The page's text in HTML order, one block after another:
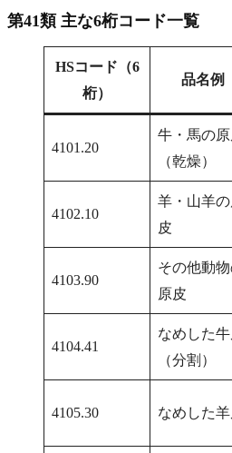
第41類 主な6桁コード一覧
HSコード（6
桁）
品名例
4101.20
牛・馬の原
（乾燥）
4102.10
羊・山羊
皮
4103.90
その他動
原皮
4104.41
なめした
（分割）
4105.30 なめした